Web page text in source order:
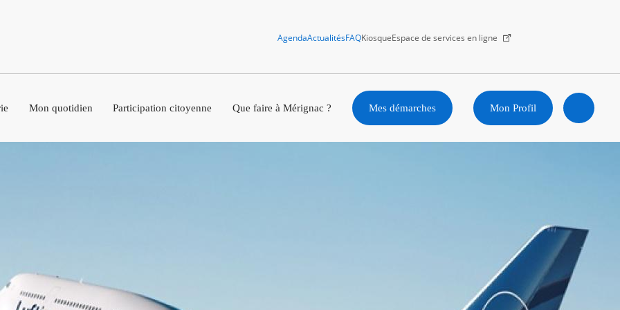
AgendaActualitésFAQKiosqueEspace de services en ligne
Mon quotidien Participation citoyenne Que faire à Mérignac ? Mes démarches Mon Profil